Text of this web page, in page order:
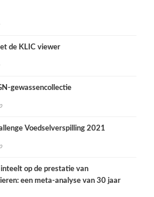
de KLIC viewer
gewassencollectie
Voedselverspilling 2021
op de prestatie van
een meta-analyse van 30 jaar